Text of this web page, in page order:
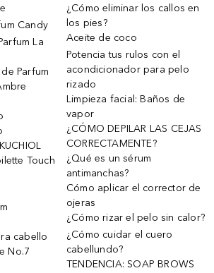
Candy
La
Parfum
Touch
cabello
No.7
¿Cómo eliminar los callos en
los pies?
Aceite de coco
Potencia tus rulos con el
acondicionador para pelo
rizado
Limpieza facial: Baños de
vapor
¿CÓMO DEPILAR LAS CEJAS
CORRECTAMENTE?
¿Qué es un sérum
antimanchas?
Cómo aplicar el corrector de
ojeras
¿Cómo rizar el pelo sin calor?
¿Cómo cuidar el cuero
cabellundo?
TENDENCIA: SOAP BROWS